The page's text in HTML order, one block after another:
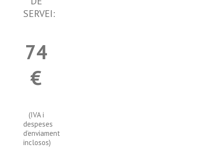
SERVEI:
74
€
(IVA i
despeses
d’enviament
inclosos)